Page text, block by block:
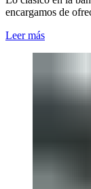
encargamos de
Leer más